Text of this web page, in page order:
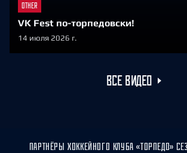
ВСЕ ВИДЕО
OTHER
VK Fest по-торпедовски!
14 июля 2026 г.
ПАРТНЁРЫ ХОККЕЙНОГО КЛУБА «ТОРПЕДО»